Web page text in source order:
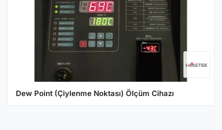
Dew Point (Çiylenme Noktası) Ölçüm Cihazı